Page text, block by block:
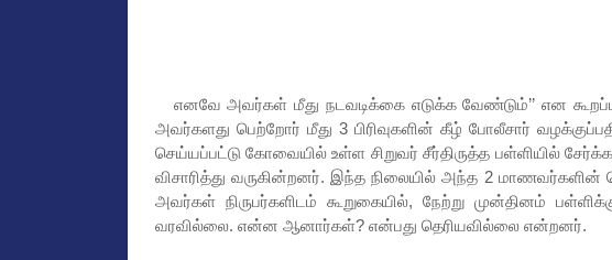
எனவே அவர்கள் மீது நடவடிக்கை எடுக்க வேண்டும்’’ என
அவர்களது பெற்றோர் மீது 3 பிரிவுகளின் கீழ் போலீசார்
செய்யப்பட்டு கோவையில் உள்ள சிறுவர் சீர்திருத்த பள்ளியில்
விசாரித்து வருகின்றனர். இந்த நிலையில் அந்த 2
அவர்கள் நிருபர்களிடம் கூறுகையில், நேற்று முன்தினம்
வரவில்லை. என்ன ஆனார்கள்? என்பது தெரியவில்லை என்றனர்.